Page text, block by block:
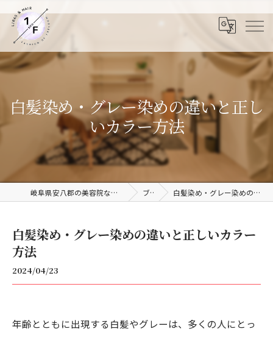
白髪染め・グレー染めの違いと正し
いカラー方法
岐阜県安八郡の美容院ならLiras&Hair 1/F 岐阜安八店 ブログ 白髪染め・グレー染めの違いと正しいカラー方法
白髪染め・グレー染めの違いと正しいカラー
方法
2024/04/23
年齢とともに出現する白髪やグレーは、多くの人にとっ